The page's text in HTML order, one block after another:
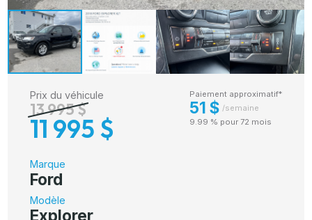
Prix du véhicule
13 995 $
11 995 $
Paiement approximatif*
51 $ /semaine
9.99 % pour 72 mois
Marque
Ford
Modèle
Explorer